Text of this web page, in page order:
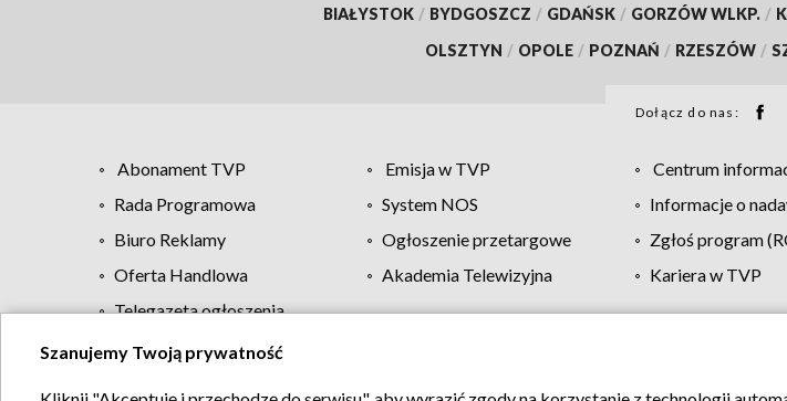
BIAŁYSTOK / BYDGOSZCZ / GDAŃSK / GORZÓW WLKP. /
OLSZTYN / OPOLE / POZNAŃ / RZESZÓW /
Dołącz do nas:
Abonament TVP Emisja w TVP Centrum
Rada Programowa
System NOS Informacje o
Biuro Reklamy
Ogłoszenie przetargowe Zgłoś program
Oferta Handlowa
Akademia Telewizyjna Kariera w TVP
Telegazeta ogłoszenia
Regulamin TVP Polityka prywatności Moje
Szanujemy Twoją prywatność